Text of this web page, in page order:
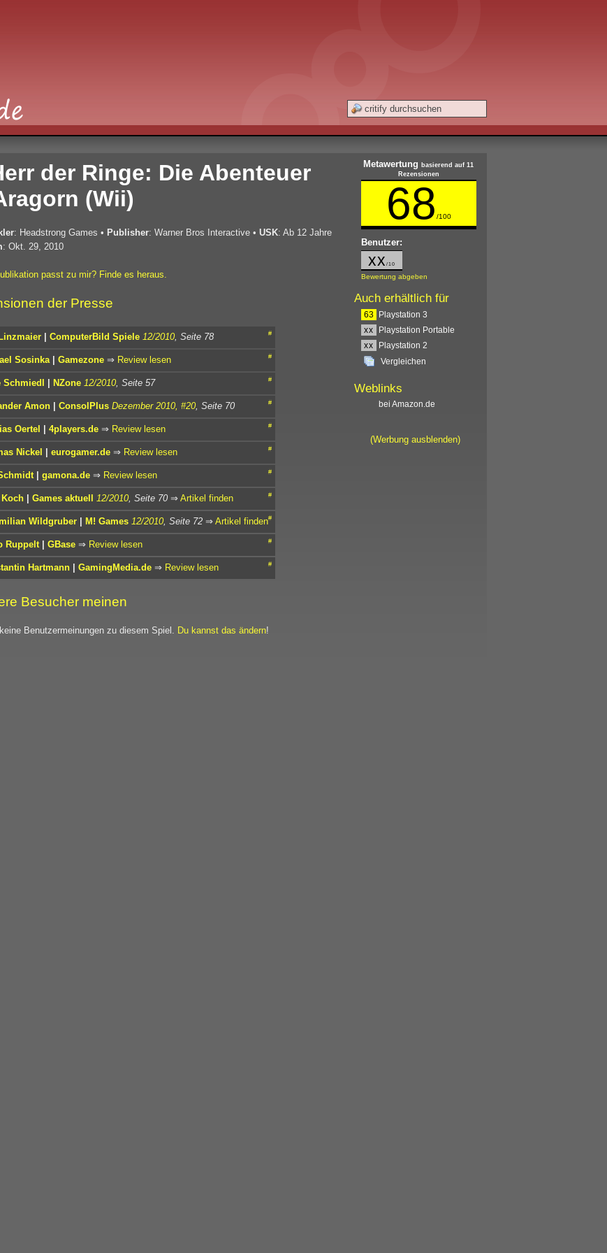
der Ringe: Die Abenteuer
(Wii)
: Headstrong Games • Publisher: Warner Bros Interactive • USK: Ab 12 Jahre
: Okt. 29, 2010
passt zu mir? Finde es heraus.
der Presse
#
| ComputerBild Spiele 12/2010 , Seite 78
#
Sosinka | Gamezone ⇒ Review lesen
#
Schmiedl | NZone 12/2010 , Seite 57
#
Amon | ConsolPlus Dezember 2010, #20 , Seite 70
#
Oertel | 4players.de ⇒ Review lesen
#
Nickel | eurogamer.de ⇒ Review lesen
#
| gamona.de ⇒ Review lesen
#
| Games aktuell 12/2010 , Seite 70 ⇒ Artikel finden
#
Wildgruber | M! Games 12/2010 , Seite 72 ⇒ Artikel finden
#
Ruppelt | GBase ⇒ Review lesen
#
Hartmann | GamingMedia.de ⇒ Review lesen
Besucher meinen
Benutzermeinungen zu diesem Spiel. Du kannst das ändern!
Metawertungbasierend auf 11
Rezensionen
68 /100
Benutzer:
xx /10
Bewertung abgeben
Auch erhältlich für
63 Playstation 3
xx
Playstation Portable
xx
Playstation 2
Vergleichen
Weblinks
bei Amazon.de
(Werbung ausblenden)